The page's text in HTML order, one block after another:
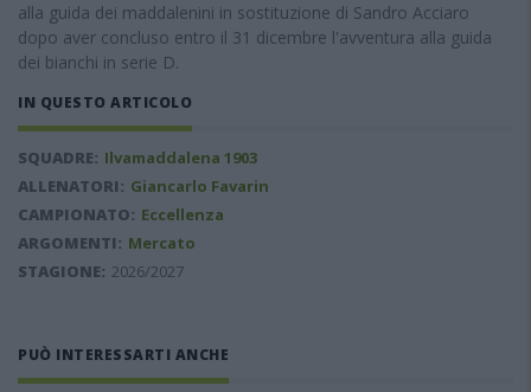
alla guida dei maddalenini in sostituzione di Sandro Acciaro
dopo aver concluso entro il 31 dicembre l'avventura alla guida
dei bianchi in serie D.
IN QUESTO ARTICOLO
SQUADRE: Ilvamaddalena 1903
ALLENATORI: Giancarlo Favarin
CAMPIONATO: Eccellenza
ARGOMENTI: Mercato
STAGIONE: 2026/2027
PUÒ INTERESSARTI ANCHE